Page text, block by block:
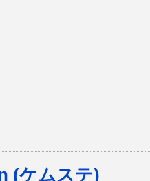
(ケムステ)